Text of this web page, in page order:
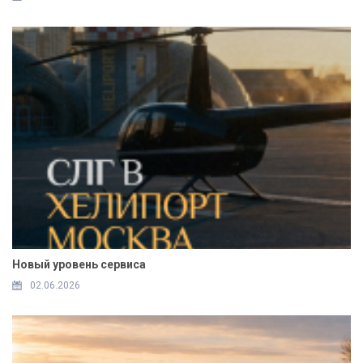
Новый уровень сервиса
02.06.2026